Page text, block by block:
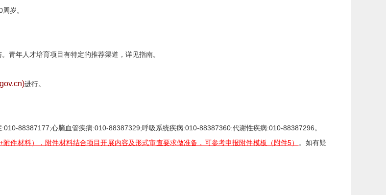
周岁。
青年人才培育项目有特定的推荐渠道，详见指南。
进行。
:010-88387177;心脑血管疾病:010-88387329;呼吸系统疾病:010-88387360:代谢性疾病:010-88387296。
件材料），附件材料结合项目开展内容及形式审查要求做准备，可参考申报附件模板（附件5）
。如有疑